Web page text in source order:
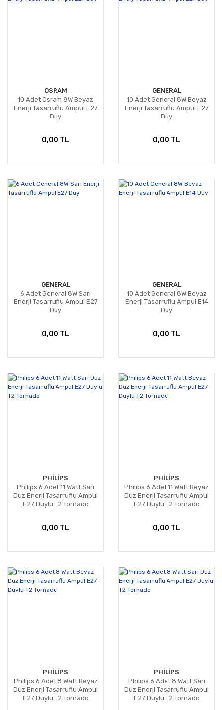
OSRAM
10 Adet Osram 8W Beyaz
Enerji Tasarruflu Ampul E27
Duy
0,00 TL
GENERAL
10 Adet General 8W Beyaz
Enerji Tasarruflu Ampul E27
Duy
0,00 TL
GENERAL
6 Adet General 8W Sarı
Enerji Tasarruflu Ampul E27
Duy
0,00 TL
GENERAL
10 Adet General 8W Beyaz
Enerji Tasarruflu Ampul E14
Duy
0,00 TL
PHİLİPS
Philips 6 Adet 11 Watt Sarı
Düz Enerji Tasarruflu Ampul
E27 Duylu T2 Tornado
0,00 TL
PHİLİPS
Philips 6 Adet 11 Watt Beyaz
Düz Enerji Tasarruflu Ampul
E27 Duylu T2 Tornado
0,00 TL
PHİLİPS
Philips 6 Adet 8 Watt Beyaz
Düz Enerji Tasarruflu Ampul
E27 Duylu T2 Tornado
PHİLİPS
Philips 6 Adet 8 Watt Sarı
Düz Enerji Tasarruflu Ampul
E27 Duylu T2 Tornado